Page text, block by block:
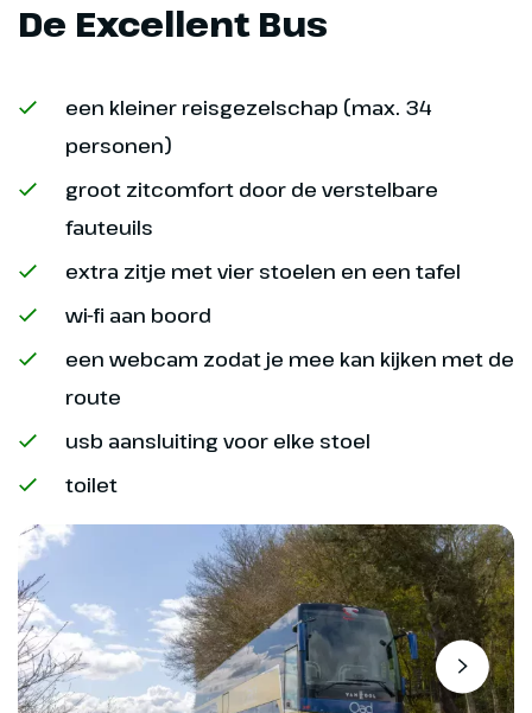
de Storfjord om vervolgens
koers te zetten naar de
de Trollstigen genieten we van
het prachtige uitzicht over deze
beroemde weg met haar elf
haarspeldbochten en de
Andalsnes en Molde naar de
volgende bezienswaardigheid:
spectaculaire autoroute over 8
eilandjes met elkaar verbindt. We
overnachten in de kustplaats
Beroemde Trollstigen
Hoogtepunt
De Excellent Bus
een kleiner reisgezelschap (max. 34
personen)
groot zitcomfort door de verstelbare
fauteuils
extra zitje met vier stoelen en een tafel
wi-fi aan boord
een webcam zodat je mee kan kijken met de
route
usb aansluiting voor elke stoel
toilet